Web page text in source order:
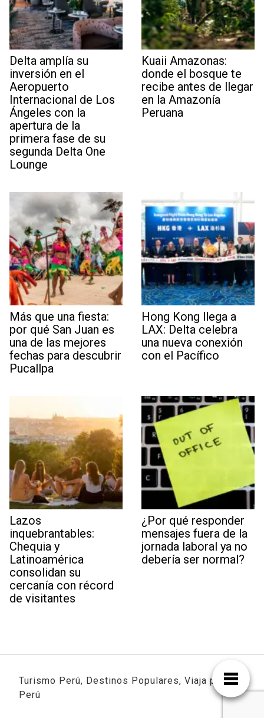
Delta amplía su
inversión en el
Aeropuerto
Internacional de Los
Ángeles con la
apertura de la
primera fase de su
segunda Delta One
Lounge
Kuaii Amazonas:
donde el bosque te
recibe antes de llegar
en la Amazonía
Peruana
Más que una fiesta:
por qué San Juan es
una de las mejores
fechas para descubrir
Pucallpa
Hong Kong llega a
LAX: Delta celebra
una nueva conexión
con el Pacífico
Lazos
inquebrantables:
Chequia y
Latinoamérica
consolidan su
cercanía con récord
de visitantes
¿Por qué responder
mensajes fuera de la
jornada laboral ya no
debería ser normal?
Turismo Perú, Destinos Populares, Viaja por
Perú